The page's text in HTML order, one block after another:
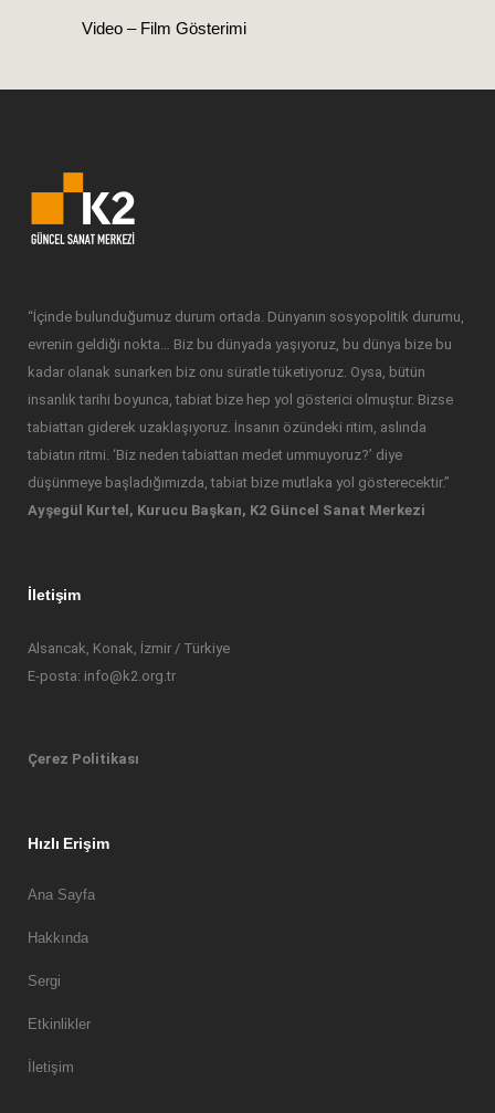
Video – Film Gösterimi
“İçinde bulunduğumuz durum ortada. Dünyanın sosyopolitik durumu,
evrenin geldiği nokta… Biz bu dünyada yaşıyoruz, bu dünya bize bu
kadar olanak sunarken biz onu süratle tüketiyoruz. Oysa, bütün
insanlık tarihi boyunca, tabiat bize hep yol gösterici olmuştur. Bizse
tabiattan giderek uzaklaşıyoruz. İnsanın özündeki ritim, aslında
tabiatın ritmi. ‘Biz neden tabiattan medet ummuyoruz?’ diye
düşünmeye başladığımızda, tabiat bize mutlaka yol gösterecektir.”
Ayşegül Kurtel, Kurucu Başkan, K2 Güncel Sanat Merkezi
İletişim
Alsancak, Konak, İzmir / Türkiye
E-posta: info@k2.org.tr
Çerez Politikası
Hızlı Erişim
Ana Sayfa
Hakkında
Sergi
Etkinlikler
İletişim